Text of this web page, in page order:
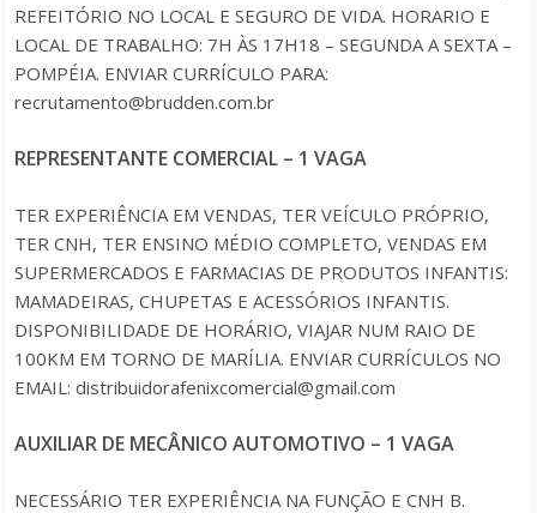
REFEITÓRIO NO LOCAL E SEGURO DE VIDA. HORARIO E
LOCAL DE TRABALHO: 7H ÀS 17H18 – SEGUNDA A SEXTA –
POMPÉIA. ENVIAR CURRÍCULO PARA:
recrutamento@brudden.com.br
REPRESENTANTE COMERCIAL – 1 VAGA
TER EXPERIÊNCIA EM VENDAS, TER VEÍCULO PRÓPRIO,
TER CNH, TER ENSINO MÉDIO COMPLETO, VENDAS EM
SUPERMERCADOS E FARMACIAS DE PRODUTOS INFANTIS:
MAMADEIRAS, CHUPETAS E ACESSÓRIOS INFANTIS.
DISPONIBILIDADE DE HORÁRIO, VIAJAR NUM RAIO DE
100KM EM TORNO DE MARÍLIA. ENVIAR CURRÍCULOS NO
EMAIL: distribuidorafenixcomercial@gmail.com
AUXILIAR DE MECÂNICO AUTOMOTIVO – 1 VAGA
NECESSÁRIO TER EXPERIÊNCIA NA FUNÇÃO E CNH B.